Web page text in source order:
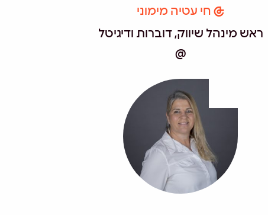
חי עטיה מימוני
ראש מינהל שיווק, דוברות ודיגיטל
@